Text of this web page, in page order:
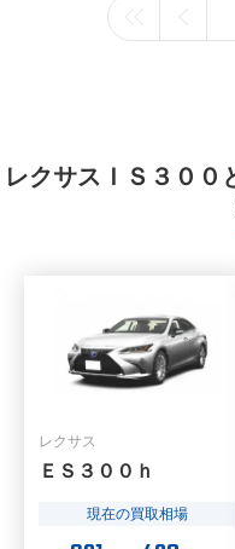
レクサスＩＳ３００
レクサス
ＥＳ３００ｈ
現在の買取相場